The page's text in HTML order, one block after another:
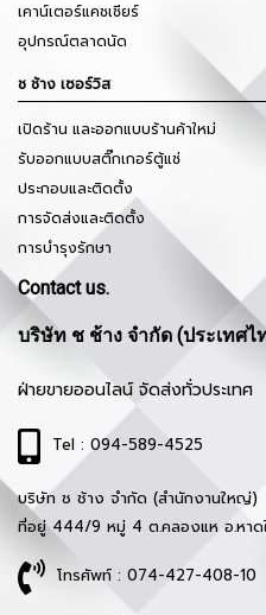
เคาน์เตอร์แคชเชียร์
อุปกรณ์ตลาดนัด
ช ช้าง เซอร์วิส
เปิดร้าน และออกแบบร้านค้าใหม่
รับออกแบบสติ๊กเกอร์ตู้แช่
ประกอบและติดตั้ง
การจัดส่งและติดตั้ง
การบำรุงรักษา
Contact us.
บริษัท ช ช้าง จำกัด (ประเทศไ
ฝ่ายขายออนไลน์ จัดส่งทั่วประเทศ
Tel : 094-589-4525
บริษัท ช ช้าง จำกัด (สำนักงานใหญ่)
ที่อยู่ 444/9 หมู่ 4 ต.คลองแห อ.หาด
โทรศัพท์ : 074-427-408-10